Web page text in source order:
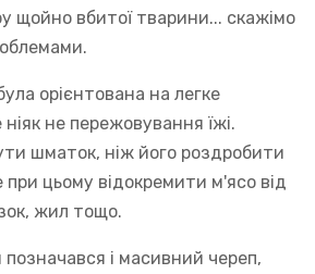
щойно вбитої тварини... скажімо
орієнтована на легке
не пережовування їжі.
шматок, ніж його роздробити
цьому відокремити м'ясо від
жил тощо.
і масивний череп,